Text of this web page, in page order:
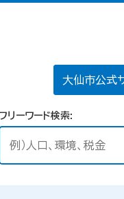
大仙市公式
フリーワード検索